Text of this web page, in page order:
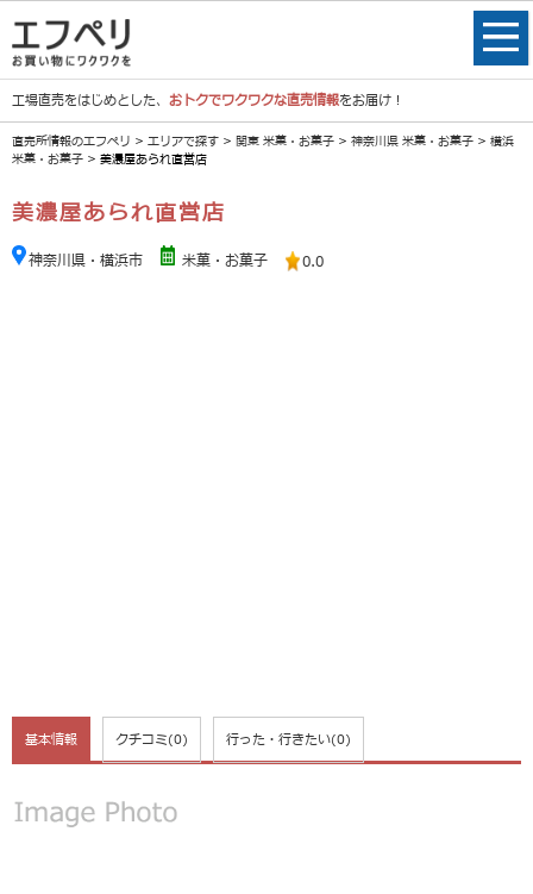
工場直売をはじめとした、 おトクでワクワクな直売情報をお届け！
直売所情報のエフペリ > エリアで探す > 関東 米菓・お菓子 > 神奈川県 米菓・お菓子 > 横浜
米菓・お菓子 > 美濃屋あられ直営店
美濃屋あられ直営店
神奈川県・横浜市 米菓・お菓子 0.0
基本情報 クチコミ(0) 行った・行きたい(0)